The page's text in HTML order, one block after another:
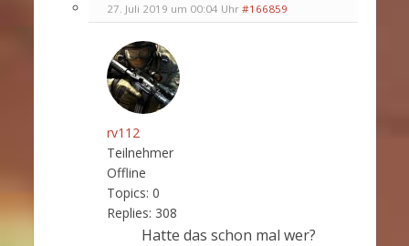
27. Juli 2019 um 00:04 Uhr #166859
rv112
Teilnehmer
Offline
Topics: 0
Replies: 308
Hatte das schon mal wer?